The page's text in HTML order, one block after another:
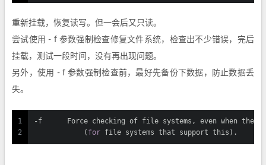
重新挂载，恢复读写。但一会后又只读。
尝试使用 - f 参数强制检查修复文件系统，检查出不少错误，完后
挂载，测试一段时间，没有再出现问题。
另外，使用 - f 参数强制检查前，最好先备份下数据，防止数据丢
失。
1
2
-f      Force checking of file systems, even when they
            (
for file systems that support this).